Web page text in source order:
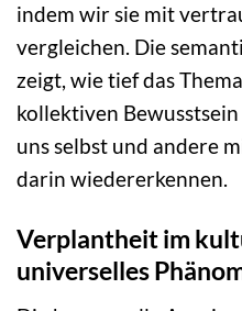
indem wir sie mit
vergleichen. Die
zeigt, wie tief das
kollektiven
uns selbst und andere
darin wiedererkennen.
Verplantheit im
universelles